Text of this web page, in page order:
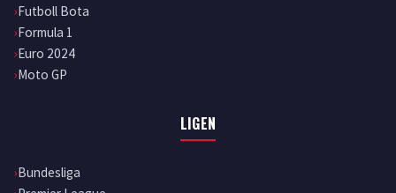
Futboll Bota
Formula 1
Euro 2024
Moto GP
LIGEN
Bundesliga